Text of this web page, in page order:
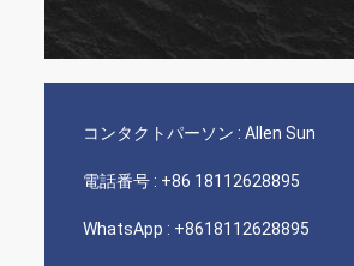
コンタクトパーソン : Allen Sun
電話番号 : +86 18112628895
WhatsApp : +8618112628895